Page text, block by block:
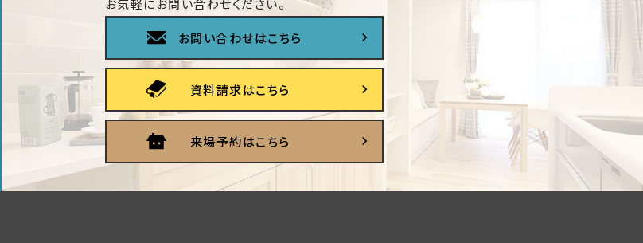
お気軽にお問い合わせください。
お問い合わせはこちら
資料請求はこちら
来場予約はこちら